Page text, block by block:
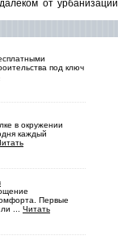
от урбанизации
под ключ
в окружении
каждый
Первые
... Читать